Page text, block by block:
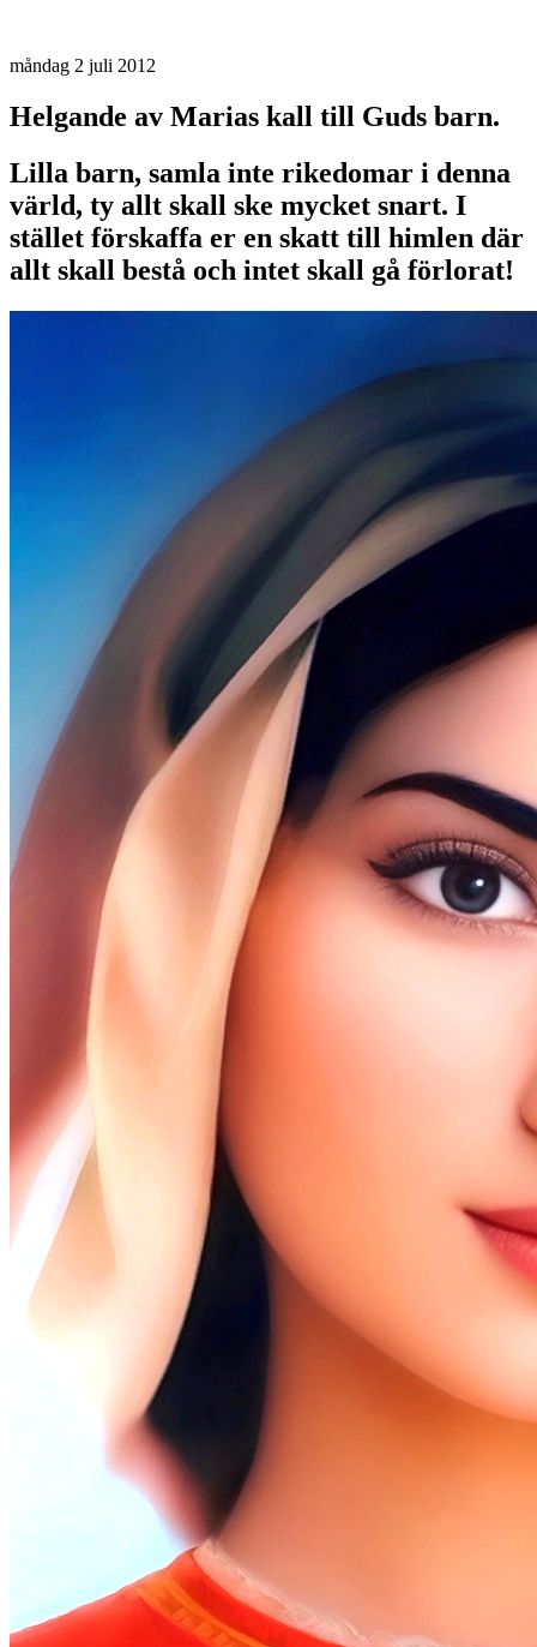
måndag 2 juli 2012
Helgande av Marias kall till Guds barn.
Lilla barn, samla inte rikedomar i denna
värld, ty allt skall ske mycket snart. I
stället förskaffa er en skatt till himlen där
allt skall bestå och intet skall gå förlorat!